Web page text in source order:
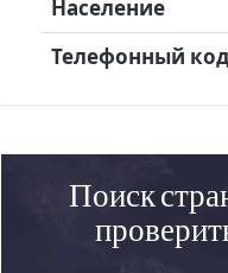
Население
Телефонный код
Поиск